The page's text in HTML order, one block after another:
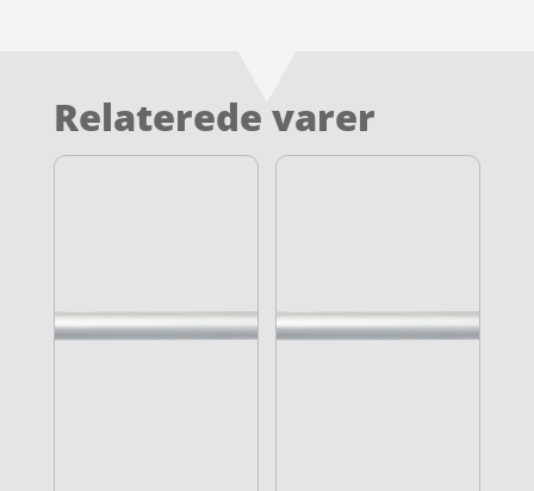
Relaterede varer